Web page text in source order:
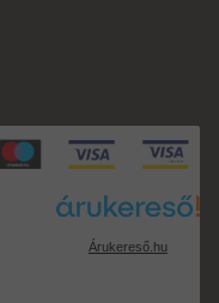
Árukereső.hu